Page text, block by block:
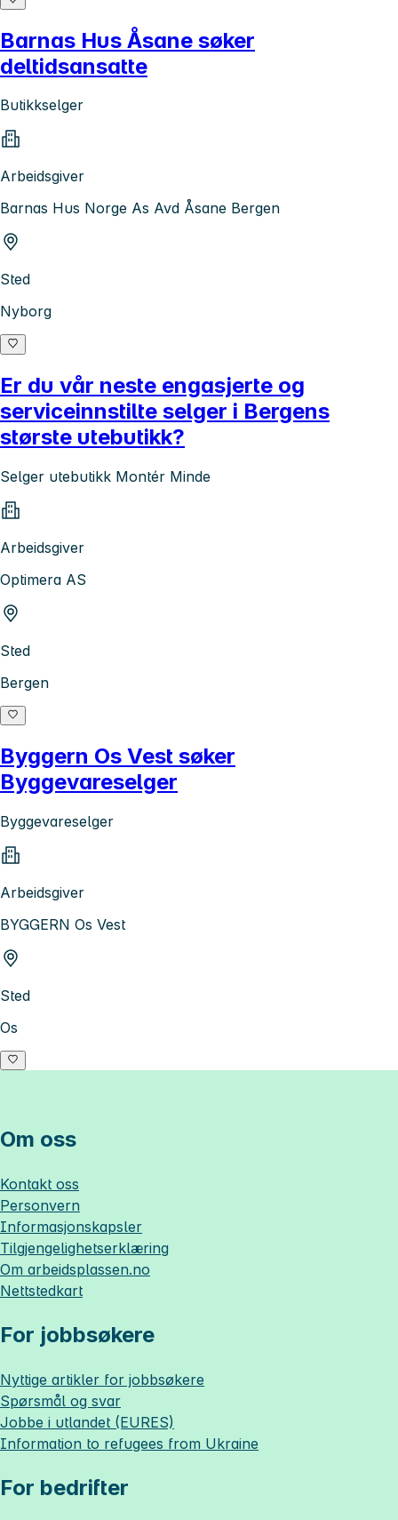
Barnas Hus Åsane søker
deltidsansatte
Butikkselger
Arbeidsgiver
Barnas Hus Norge As Avd Åsane Bergen
Sted
Nyborg
Er du vår neste engasjerte og
serviceinnstilte selger i Bergens
største utebutikk?
Selger utebutikk Montér Minde
Arbeidsgiver
Optimera AS
Sted
Bergen
Byggern Os Vest søker
Byggevareselger
Byggevareselger
Arbeidsgiver
BYGGERN Os Vest
Sted
Os
Om oss
Kontakt oss
Personvern
Informasjonskapsler
Tilgjengelighetserklæring
Om arbeidsplassen.no
Nettstedkart
For jobbsøkere
Nyttige artikler for jobbsøkere
Spørsmål og svar
Jobbe i utlandet (EURES)
Information to refugees from Ukraine
For bedrifter